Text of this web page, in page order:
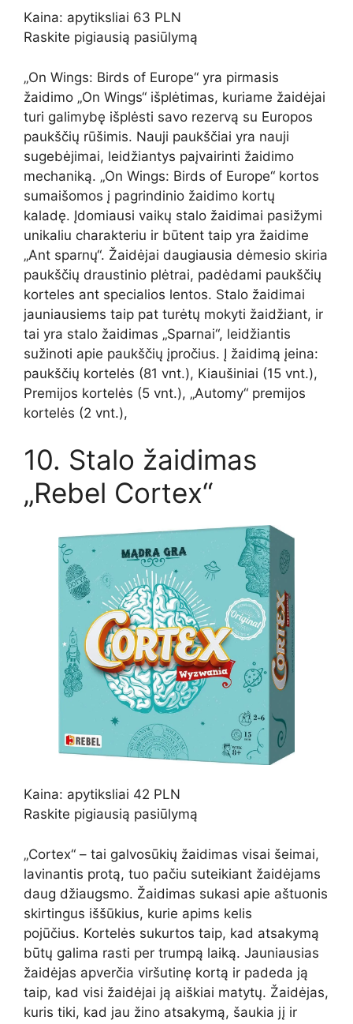
Kaina: apytiksliai 63 PLN
Raskite pigiausią pasiūlymą
„On Wings: Birds of Europe“ yra pirmasis
žaidimo „On Wings“ išplėtimas, kuriame žaidėjai
turi galimybę išplėsti savo rezervą su Europos
paukščių rūšimis. Nauji paukščiai yra nauji
sugebėjimai, leidžiantys paįvairinti žaidimo
mechaniką. „On Wings: Birds of Europe“ kortos
sumaišomos į pagrindinio žaidimo kortų
kaladę. Įdomiausi vaikų stalo žaidimai pasižymi
unikaliu charakteriu ir būtent taip yra žaidime
„Ant sparnų“. Žaidėjai daugiausia dėmesio skiria
paukščių draustinio plėtrai, padėdami paukščių
korteles ant specialios lentos. Stalo žaidimai
jauniausiems taip pat turėtų mokyti žaidžiant, ir
tai yra stalo žaidimas „Sparnai“, leidžiantis
sužinoti apie paukščių įpročius. Į žaidimą įeina:
paukščių kortelės (81 vnt.), Kiaušiniai (15 vnt.),
Premijos kortelės (5 vnt.), „Automy“ premijos
kortelės (2 vnt.),
10. Stalo žaidimas
„Rebel Cortex“
Kaina: apytiksliai 42 PLN
Raskite pigiausią pasiūlymą
„Cortex“ – tai galvosūkių žaidimas visai šeimai,
lavinantis protą, tuo pačiu suteikiant žaidėjams
daug džiaugsmo. Žaidimas sukasi apie aštuonis
skirtingus iššūkius, kurie apims kelis
pojūčius. Kortelės sukurtos taip, kad atsakymą
būtų galima rasti per trumpą laiką. Jauniausias
žaidėjas apverčia viršutinę kortą ir padeda ją
taip, kad visi žaidėjai ją aiškiai matytų. Žaidėjas,
kuris tiki, kad jau žino atsakymą, šaukia jį ir